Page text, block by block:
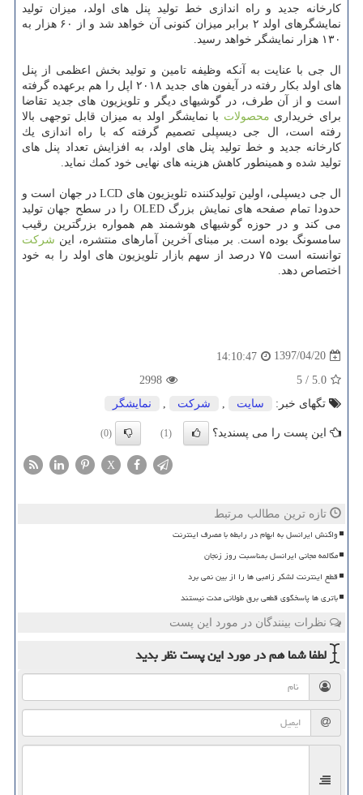
كارخانه جدید و راه اندازی خط تولید پنل های اولد، میزان تولید
نمایشگرهای اولد ۲ برابر میزان كنونی آن خواهد شد و از ۶۰ هزار به
۱۳۰ هزار نمایشگر خواهد رسید.
ال جی با عنایت به آنكه وظیفه تامین و تولید بخش اعظمی از پنل
های اولد بكار رفته در آیفون های جدید ۲۰۱۸ اپل را هم برعهده گرفته
است و از آن طرف، در گوشیهای دیگر و تلویزیون های جدید تقاضا
برای خریداری محصولات با نمایشگر اولد به میزان قابل توجهی بالا
رفته است، ال جی دیسپلی تصمیم گرفته كه با راه اندازی یك
كارخانه جدید و خط تولید پنل های اولد، به افزایش تعداد پنل های
تولید شده و همینطور كاهش هزینه های نهایی خود كمك نماید.
ال جی دیسپلی، اولین تولیدكننده تلویزیون های LCD در جهان است و
حدودا تمام صفحه های نمایش بزرگ OLED را در سطح جهان تولید
می كند و در حوزه گوشیهای هوشمند هم همواره بزرگترین رقیب
سامسونگ بوده است. بر مبنای آخرین آمارهای منتشره، این شركت
توانسته است ۷۵ درصد از سهم بازار تلویزیون های اولد را به خود
اختصاص دهد.
1397/04/20
14:10:47
5.0
/
5
2998
تگهای خبر:
سایت شركت نمایشگر
این پست را می پسندید؟ (1)
(0)
X
تازه ترین مطالب مرتبط
واکنش ایرانسل به ابهام در رابطه با مصرف اینترنت
مکالمه مجانی ایرانسل بمناسبت روز زنجان
قطع اینترنت لشکر زامبی ها را از بین نمی برد
باتری ها پاسخگوی قطعی برق طولانی مدت نیستند
نظرات بینندگان در مورد این پست
لطفا شما همدر مورد این پستنظر بدید